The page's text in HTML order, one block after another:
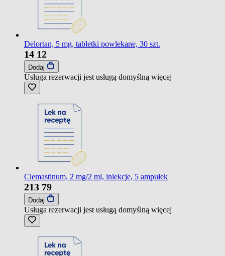
Delortan, 5 mg, tabletki powlekane, 30 szt.
14 12
Dodaj
Usługa rezerwacji jest usługą domyślną więcej
Clemastinum, 2 mg/2 ml, iniekcje, 5 ampułek
213 79
Dodaj
Usługa rezerwacji jest usługą domyślną więcej